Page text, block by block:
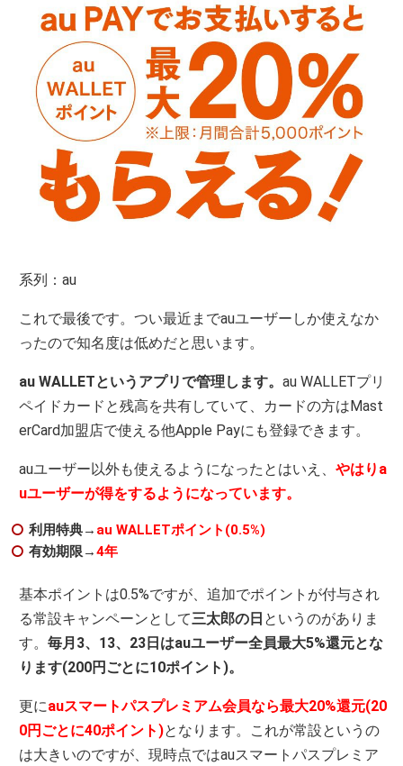
系列：au
これで最後です。つい最近までauユーザーしか使えなか
ったので知名度は低めだと思います。
au WALLETというアプリで管理します。au WALLETプリ
ペイドカードと残高を共有していて、カードの方はMast
erCard加盟店で使える他Apple Payにも登録できます。
auユーザー以外も使えるようになったとはいえ、やはりa
uユーザーが得をするようになっています。
利用特典→ au WALLETポイント(0.5%)
有効期限→4年
基本ポイントは0.5%ですが、追加でポイントが付与され
る常設キャンペーンとして三太郎の日 というのがありま
す。毎月3、13、23日はauユーザー全員最大5%還元とな
ります(200円ごとに10ポイント)。
更にauスマートパスプレミアム会員なら最大20%還元(20
0円ごとに40ポイント)となります。これが常設というの
は大きいのですが、現時点ではauスマートパスプレミア